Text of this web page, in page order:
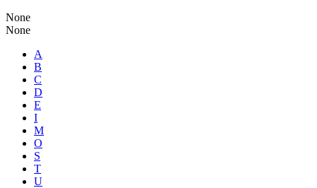
None
None
A
B
C
D
E
I
M
O
S
T
U